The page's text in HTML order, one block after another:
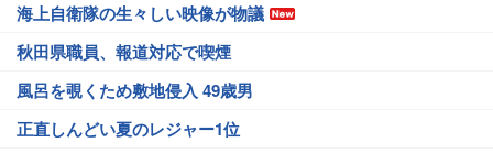
海上自衛隊の生々しい映像が物議
秋田県職員、報道対応で喫煙
風呂を覗くため敷地侵入 49歳男
正直しんどい夏のレジャー1位